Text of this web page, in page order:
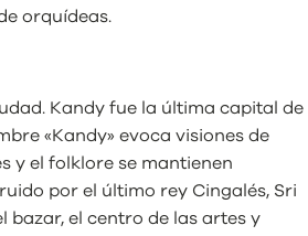
orquídeas.
Kandy fue la última capital de
«Kandy» evoca visiones de
y el folklore se mantienen
por el último rey Cingalés, Sri
bazar, el centro de las artes y